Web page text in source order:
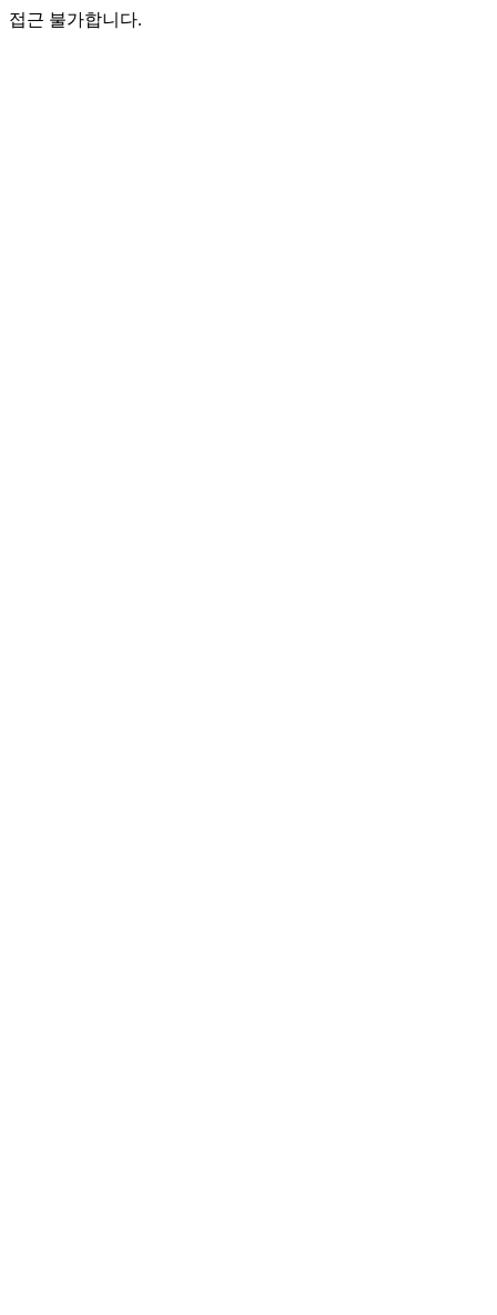
접근 불가합니다.